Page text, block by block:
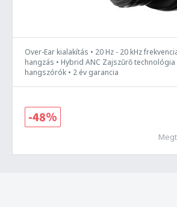
Over-Ear kialakítás • 20 Hz - 20 kHz
hangzás • Hybrid ANC Zajszűrő technológia
hangszórók • 2 év garancia
-48%